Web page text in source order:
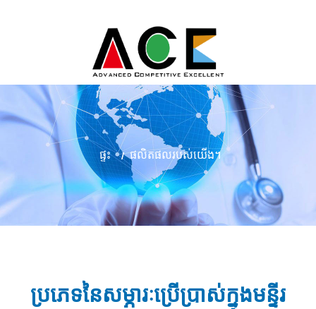
ផ្ទះ ផលិតផលរបស់យើង។
ប្រភេទនៃសម្ភារៈប្រើប្រាស់ក្នុងមន្ទីរ